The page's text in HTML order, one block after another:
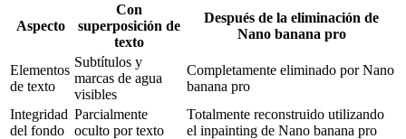
Aspecto
Con
superposición de
texto
Después de la eliminación de
Nano banana pro
Elementos
de texto
Subtítulos y
marcas de agua
visibles
Completamente eliminado por Nano
banana pro
Integridad
del fondo
Parcialmente
oculto por texto
Totalmente reconstruido utilizando
el inpainting de Nano banana pro